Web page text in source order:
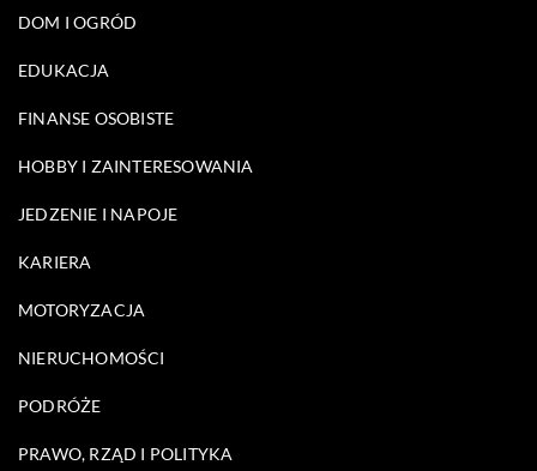
DOM I OGRÓD
EDUKACJA
FINANSE OSOBISTE
HOBBY I ZAINTERESOWANIA
JEDZENIE I NAPOJE
KARIERA
MOTORYZACJA
NIERUCHOMOŚCI
PODRÓŻE
PRAWO, RZĄD I POLITYKA